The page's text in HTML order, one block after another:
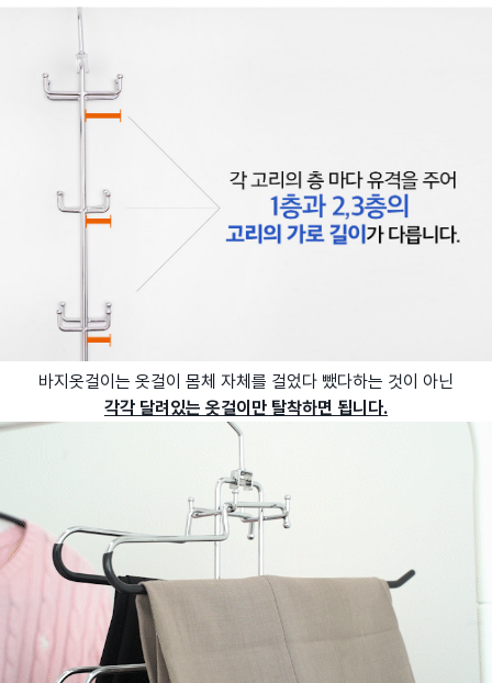
바지옷걸이는 옷걸이 몸체 자체를 걸었다 뺐다하는 것이 아닌
각각 달려있는 옷걸이만 탈착하면 됩니다.